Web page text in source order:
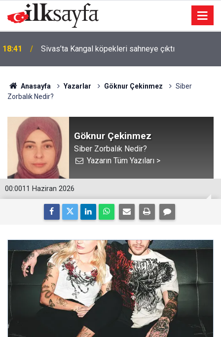
18:41 Sivas’ta Kangal köpekleri sahneye çıktı
Anasayfa Yazarlar Göknur Çekinmez
Siber
Zorbalık Nedir?
Göknur Çekinmez
Siber Zorbalık Nedir?
Yazarın Tüm Yazıları >
00:0011 Haziran 2026